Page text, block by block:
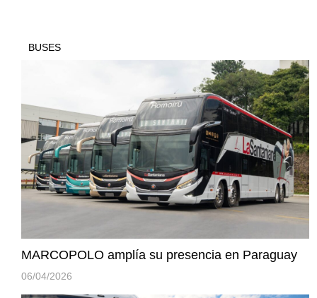
BUSES
MARCOPOLO amplía su presencia en Paraguay
06/04/2026